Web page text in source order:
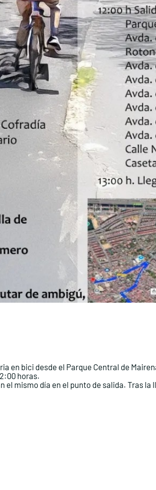
en bici desde el Parque Central de
horas.
mismo día en el punto de salida. Tras